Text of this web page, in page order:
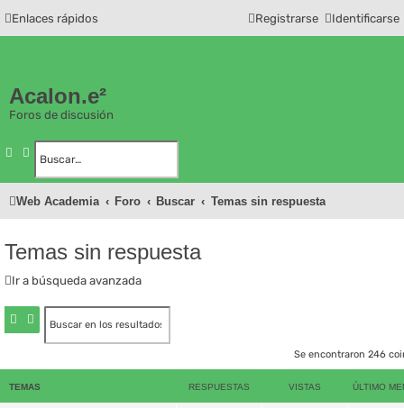
Enlaces rápidos Identificarse
Registrarse
Acalon.e²
Foros de discusión
Buscar
Web Academia Foro Buscar Temas sin respuesta
Temas sin respuesta
Ir a búsqueda avanzada
BuscarBúsqueda avanzada
Se encontraron 246
TEMAS RESPUESTAS VISTAS ÚLTIMO